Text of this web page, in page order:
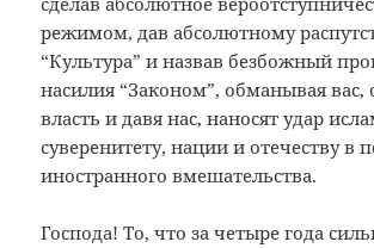
режимом, дав абсолютному
“Культура” и назвав безбожный
насилия “Законом”, обманывая вас,
власть и давя нас, наносят удар
суверенитету, нации и отечеству в
иностранного вмешательства.
Господа! То, что за четыре года